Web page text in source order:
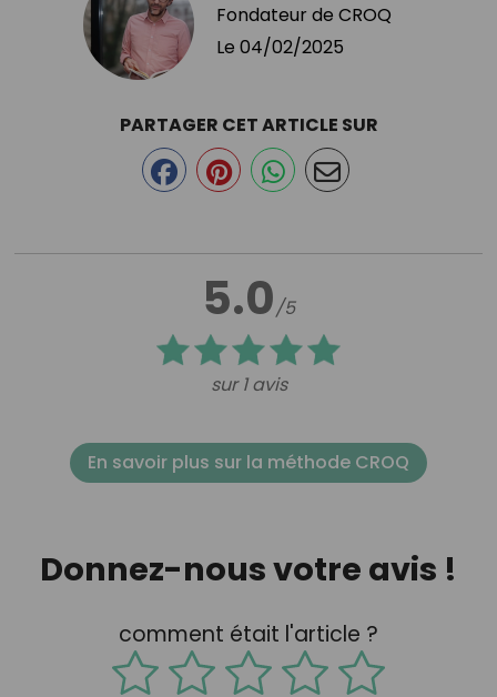
Fondateur de CROQ
Le 04/02/2025
5.0/5
sur 1 avis
PARTAGER CET ARTICLE SUR
En savoir plus sur la méthode CROQ
Donnez-nous votre avis !
comment était l'article ?